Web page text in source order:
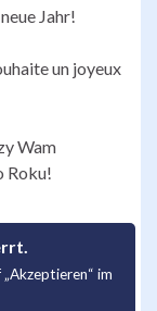
Jahr!
un joyeux
Wam
Roku!
im